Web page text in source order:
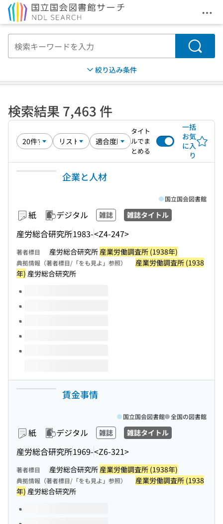
メ
検索
絞り込み条件
検索結果 7,463 件
タイト
ルでま
とめる
一括
お気
に入
り
企業と人材
紙 デジタル 雑誌 雑誌タイトル
産労総合研究所1983-<Z4-247>
国立国会図書館
著者標目 産労総合研究所産業労働調査所 (1938年)
典拠情報（著者標目/「をも見よ」参照）
産業労働調査所 (1938
年) 産労総合研究所
このタイトルの巻号
賃金事情
紙 デジタル 雑誌 雑誌タイトル
産労総合研究所1969-<Z6-321>
国立国会図書館 全国の図書館
著者標目 産労総合研究所産業労働調査所 (1938年)
典拠情報（著者標目/「をも見よ」参照）
産業労働調査所 (1938
年) 産労総合研究所
このタイトルの巻号